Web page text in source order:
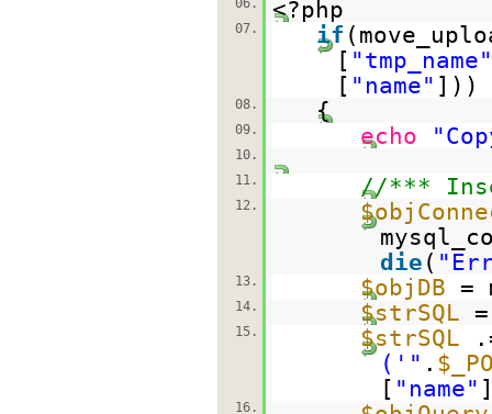
06. <?php
07. if
[ "tmp_name"
[ "name" ]))
08. {
09. echo
10.
11.
//***
12.
die (
13. $objDB =
14. $strSQL
15. $strSQL
('" .
[ "name"
16.